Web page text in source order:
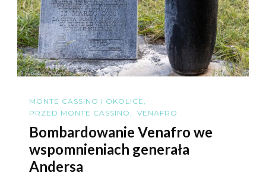
MONTE CASSINO I OKOLICE
PRZED MONTE CASSINO
VENAFRO
Bombardowanie Venafro we
wspomnieniach generała
Andersa